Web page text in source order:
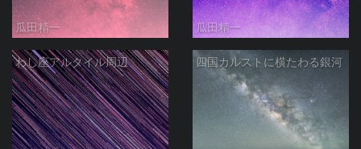
瓜田精一 瓜田精一
わし座アルタイル周辺 四国カルストに横たわる銀河